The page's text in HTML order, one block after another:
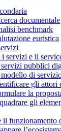
documentale
benchmark
euristica
i servizi e il
servizi pubblici
di
gli attori
la
gli
il funzionamento